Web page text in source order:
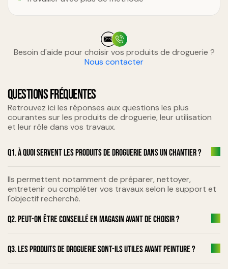
Besoin d'aide pour choisir vos produits de droguerie ?
Nous contacter
QUESTIONS FRÉQUENTES
Retrouvez ici les réponses aux questions les plus
courantes sur les produits de droguerie, leur utilisation
et leur rôle dans vos travaux.
Q1. À quoi servent les produits de droguerie dans un chantier ?
Ils permettent notamment de préparer, nettoyer,
entretenir ou compléter vos travaux selon le support et
l'objectif recherché.
Q2. Peut-on être conseillé en magasin avant de choisir ?
Q3. Les produits de droguerie sont-ils utiles avant peinture ?